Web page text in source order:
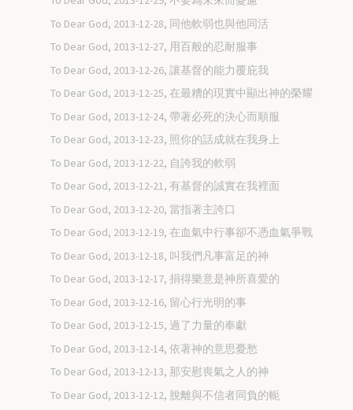
To Dear God, 2013-12-28, 同他軟弱也與他同活
To Dear God, 2013-12-27, 用百般的忍耐服事
To Dear God, 2013-12-26, 讓基督的能力覆庇我
To Dear God, 2013-12-25, 在最糟的現實中顯出神的榮耀
To Dear God, 2013-12-24, 帶著必死的決心而順服
To Dear God, 2013-12-23, 照你的話成就在我身上
To Dear God, 2013-12-22, 自誇我的軟弱
To Dear God, 2013-12-21, 有基督的誠實在我裡面
To Dear God, 2013-12-20, 當指著主誇口
To Dear God, 2013-12-19, 在血氣中行事卻不憑血氣爭戰
To Dear God, 2013-12-18, 叫我們凡事富足的神
To Dear God, 2013-12-17, 捐得樂意是神所喜愛的
To Dear God, 2013-12-16, 留心行光明的事
To Dear God, 2013-12-15, 過了力量的奉獻
To Dear God, 2013-12-14, 依著神的意思憂愁
To Dear God, 2013-12-13, 那安慰喪氣之人的神
To Dear God, 2013-12-12, 脫離與不信者同負的軛